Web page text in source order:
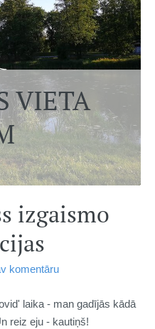
VIETA
izgaismo
komentāru
laika - man gadījās kādā
reiz eju - kautiņš!